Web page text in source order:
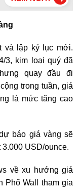
và lập kỷ lục mới.
3, kim loại quý đã
quay đầu đi
trong tuần, giá
là mức tăng cao
báo giá vàng sẽ
USD/ounce.
về xu hướng giá
Phố Wall tham gia